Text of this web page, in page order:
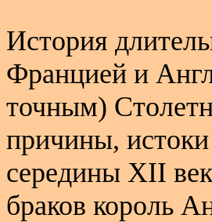
История
Францией и
точным)
причины,
середины ХII
браков король